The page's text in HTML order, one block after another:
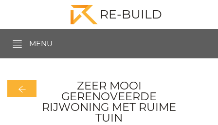
RE-BUILD
MENU
ZEER MOOI
GERENOVEERDE
RIJWONING MET RUIME
TUIN